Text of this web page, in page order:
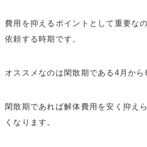
費用を抑えるポイントとして重要な
依頼する時期です。
オススメなのは閑散期である4月から
閑散期であれば解体費用を安く抑え
くなります。